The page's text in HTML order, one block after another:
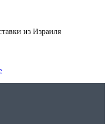
из Израиля